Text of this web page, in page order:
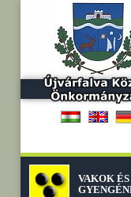
VAKOK ÉS